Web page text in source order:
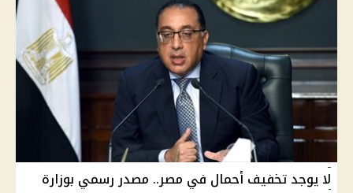
لا يوجد تخفيف أحمال في مصر.. مصدر رسمي بوزارة